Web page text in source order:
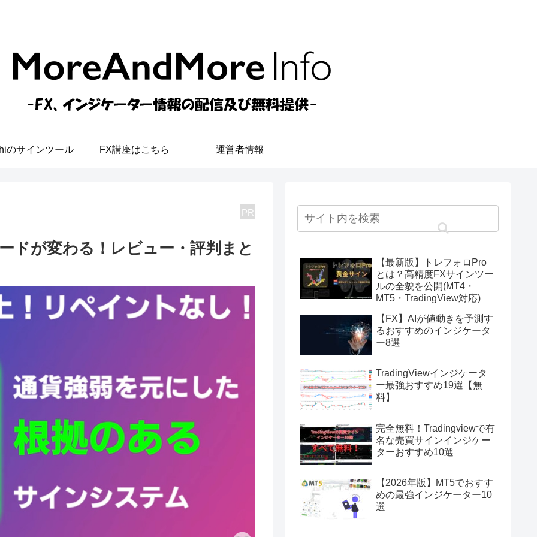
のサインツール FX講座はこちら 運営者情報
PR
ドが変わる！レビュー・評判まと
【最新版】トレフォロPro
とは？高精度FXサインツー
ルの全貌を公開(MT4・
MT5・TradingView対応)
【FX】AIが値動きを予測す
るおすすめのインジケータ
ー8選
TradingViewインジケータ
ー最強おすすめ19選【無
料】
完全無料！Tradingviewで有
名な売買サインインジケー
ターおすすめ10選
【2026年版】MT5でおすす
めの最強インジケーター10
選